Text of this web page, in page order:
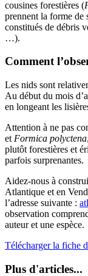
cousines forestières (
prennent la forme de
constitués de débris
…).
Comment
Les nids sont
Au début du mois
en longeant les
Attention à ne pas
et Formica polyctena
plutôt forestières et
parfois surprenantes.
Aidez-nous à
Atlantique et en
l’adresse suivante :
observation
auteur et une espèce.
Télécharger la fiche
Plus d'articles...